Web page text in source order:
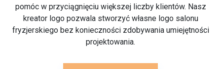
pomóc w przyciągnięciu większej liczby klientów. Nasz
kreator logo pozwala stworzyć własne logo salonu
fryzjerskiego bez konieczności zdobywania umiejętności
projektowania.